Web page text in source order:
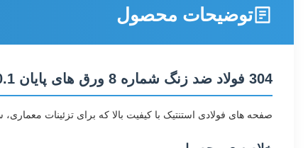
توضیحات محصول
304 فولاد ضد زنگ شماره 8 ورق های پایان 0.1 15mm
صفحه های فولادی استنتیک با کیفیت بالا که برای تزئینات